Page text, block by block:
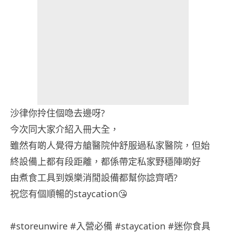
沙律你拎住個喼去邊呀?
今次同大家介紹入冊大全，
雖然有啲人覺得方艙醫院仲舒服過私家醫院，但始
終設備上都有段距離，都係帶定私家野穩陣啲好
由煮食工具到娛樂消閒設備都幫你諗齊哂?
祝您有個順暢的staycation😘
#storeunwire #入營必備 #staycation #迷你食具